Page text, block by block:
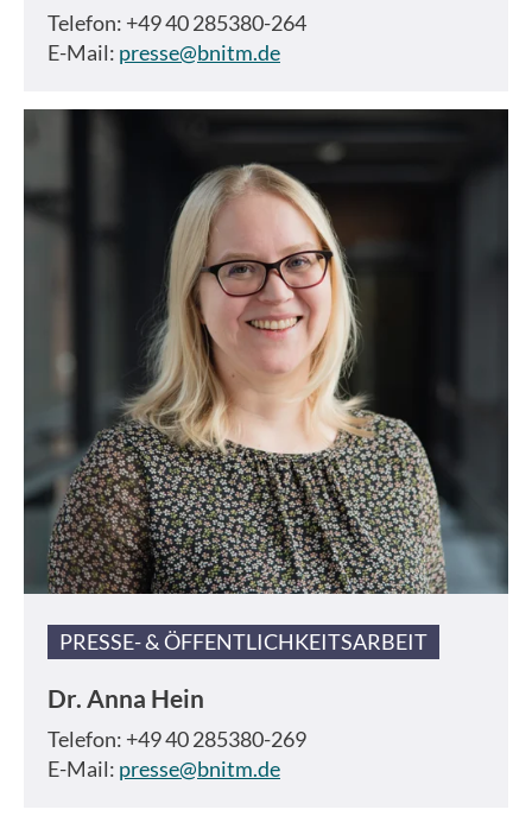
Telefon: +49 40 285380-264
E-Mail: presse@bnitm.de
PRESSE- & ÖFFENTLICHKEITSARBEIT
Dr. Anna Hein
Telefon: +49 40 285380-269
E-Mail: presse@bnitm.de